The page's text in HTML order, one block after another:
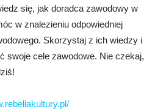
się, jak doradca zawodowy w
w znalezieniu odpowiedniej
Skorzystaj z ich wiedzy i
swoje cele zawodowe. Nie czekaj,